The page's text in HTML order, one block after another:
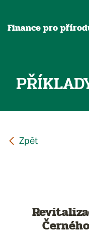
Finance pro